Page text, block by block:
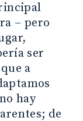
– pero
ser
a
hay
de